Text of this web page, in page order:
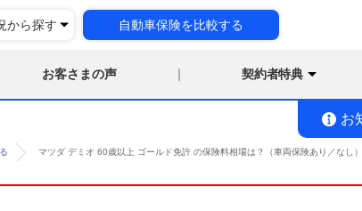
から探す 自動車保険を比較する
お客さまの声 契約者特典
お
マツダ デミオ 60歳以上 ゴールド免許 の保険料相場は？（車両保険あり／なし）